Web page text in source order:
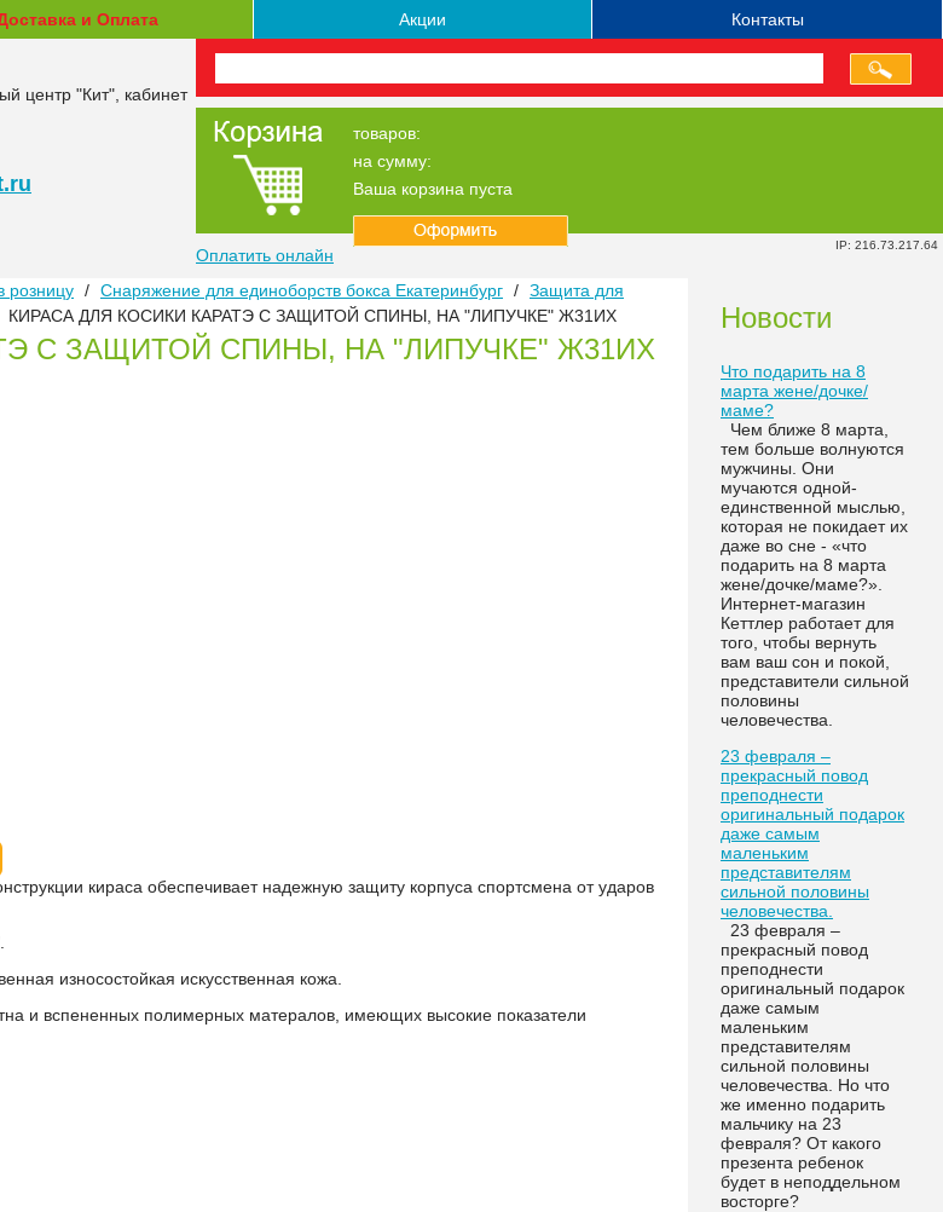
IP: 216.73.217.64
и Оплата Акции Контакты
центр "Кит", кабинет
товаров:
на сумму:
Ваша корзина пуста
Оплатить онлайн
розницу / Снаряжение для единоборств бокса Екатеринбург / Защита для
КИРАСА ДЛЯ КОСИКИ КАРАТЭ С ЗАЩИТОЙ СПИНЫ, НА "ЛИПУЧКЕ" Ж31ИХ
С ЗАЩИТОЙ СПИНЫ, НА "ЛИПУЧКЕ" Ж31ИХ
кираса обеспечивает надежную защиту корпуса спортсмена от ударов
износостойкая искусственная кожа.
и вспененных полимерных матералов, имеющих высокие показатели
Новости
Что подарить на 8
марта жене/дочке/
маме?
Чем ближе 8 марта,
тем больше волнуются
мужчины. Они
мучаются одной-
единственной мыслью,
которая не покидает их
даже во сне - «что
подарить на 8 марта
жене/дочке/маме?».
Интернет-магазин
Кеттлер работает для
того, чтобы вернуть
вам ваш сон и покой,
представители сильной
половины
человечества.
23 февраля –
прекрасный повод
преподнести
оригинальный подарок
даже самым
маленьким
представителям
сильной половины
человечества.
23 февраля –
прекрасный повод
преподнести
оригинальный подарок
даже самым
маленьким
представителям
сильной половины
человечества. Но что
же именно подарить
мальчику на 23
февраля? От какого
презента ребенок
будет в неподдельном
восторге?